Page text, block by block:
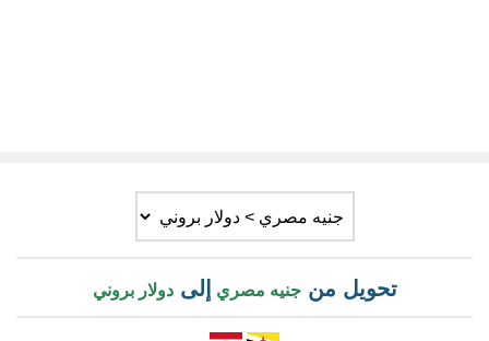
تحويل منجنيه مصري إلىدولار بروني